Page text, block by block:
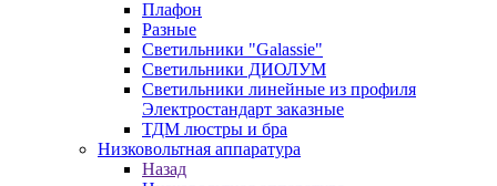
Плафон
Разные
Светильники "Galassie"
Светильники ДИОЛУМ
Светильники линейные из профиля
Электростандарт заказные
ТДМ люстры и бра
Низковольтная аппаратура
Назад